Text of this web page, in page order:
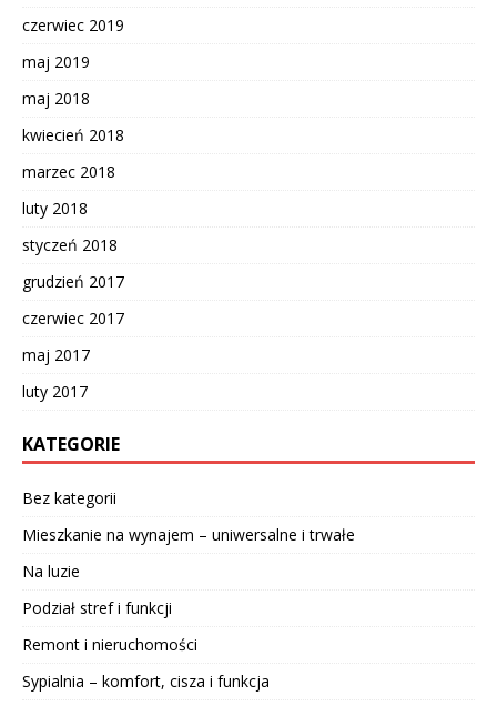
czerwiec 2019
maj 2019
maj 2018
kwiecień 2018
marzec 2018
luty 2018
styczeń 2018
grudzień 2017
czerwiec 2017
maj 2017
luty 2017
KATEGORIE
Bez kategorii
Mieszkanie na wynajem – uniwersalne i trwałe
Na luzie
Podział stref i funkcji
Remont i nieruchomości
Sypialnia – komfort, cisza i funkcja